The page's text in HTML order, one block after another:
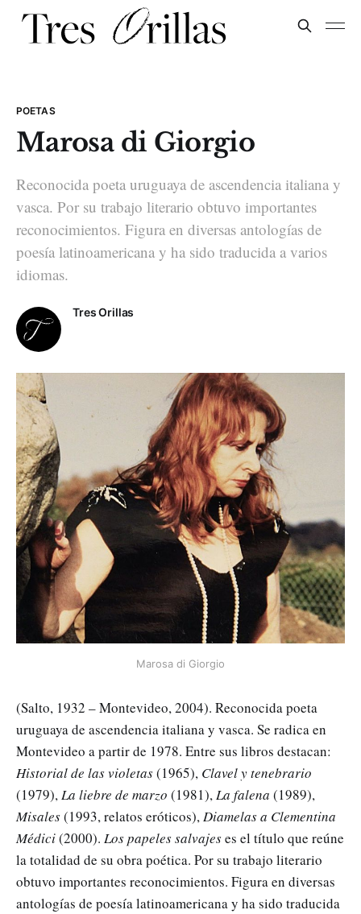
POETAS
Marosa di Giorgio
Reconocida poeta uruguaya de ascendencia italiana y
vasca. Por su trabajo literario obtuvo importantes
reconocimientos. Figura en diversas antologías de
poesía latinoamericana y ha sido traducida a varios
idiomas.
Tres Orillas
Marosa di Giorgio
(Salto, 1932 – Montevideo, 2004). Reconocida poeta
uruguaya de ascendencia italiana y vasca. Se radica en
Montevideo a partir de 1978. Entre sus libros destacan:
Historial de las violetas(1965), Clavel y tenebrario
(1979),La liebre de marzo (1981),La falena (1989),
Misales(1993, relatos eróticos),Diamelas a Clementina
Médici(2000). Los papeles salvajeses el título que reúne
la totalidad de su obra poética. Por su trabajo literario
obtuvo importantes reconocimientos. Figura en diversas
antologías de poesía latinoamericana y ha sido traducida